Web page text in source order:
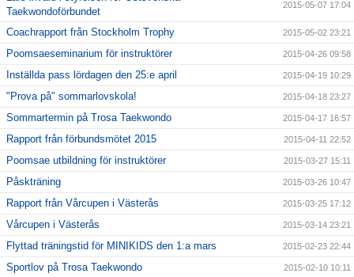
Taekwondoförbundet
2015-05-07 17:04
Coachrapport från Stockholm Trophy 2015-05-02 23:21
Poomsaeseminarium för instruktörer 2015-04-26 09:58
Inställda pass lördagen den 25:e april 2015-04-19 10:29
"Prova på" sommarlovskola! 2015-04-18 23:27
Sommartermin på Trosa Taekwondo 2015-04-17 16:57
Rapport från förbundsmötet 2015 2015-04-11 22:52
Poomsae utbildning för instruktörer 2015-03-27 15:11
Påskträning 2015-03-26 10:47
Rapport från Vårcupen i Västerås 2015-03-25 17:12
Vårcupen i Västerås 2015-03-14 23:21
Flyttad träningstid för MINIKIDS den 1:a mars 2015-02-23 22:44
Sportlov på Trosa Taekwondo 2015-02-10 10:11